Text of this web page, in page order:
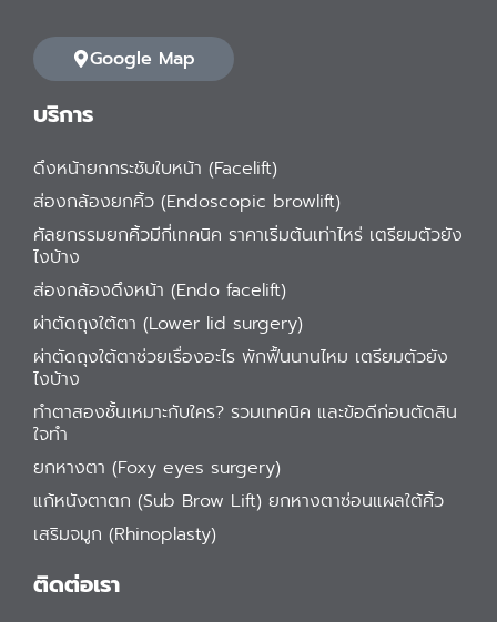
Google Map
บริการ
ดึงหน้ายกกระชับใบหน้า (Facelift)
ส่องกล้องยกคิ้ว (Endoscopic browlift)
ศัลยกรรมยกคิ้วมีกี่เทคนิค ราคาเริ่มต้นเท่าไหร่ เตรียมตัวยัง
ไงบ้าง
ส่องกล้องดึงหน้า (Endo facelift)
ผ่าตัดถุงใต้ตา (Lower lid surgery)
ผ่าตัดถุงใต้ตาช่วยเรื่องอะไร พักฟื้นนานไหม เตรียมตัวยัง
ไงบ้าง
ทำตาสองชั้นเหมาะกับใคร? รวมเทคนิค และข้อดีก่อนตัดสิน
ใจทำ
ยกหางตา (Foxy eyes surgery)
แก้หนังตาตก (Sub Brow Lift) ยกหางตาซ่อนแผลใต้คิ้ว
เสริมจมูก (Rhinoplasty)
ติดต่อเรา